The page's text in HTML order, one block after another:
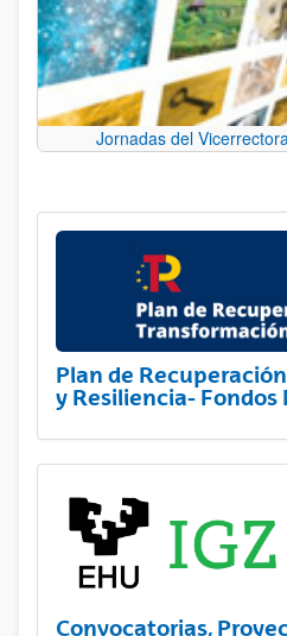
Jornadas del
Plan de
y Resiliencia- Fondos
Convocatorias,